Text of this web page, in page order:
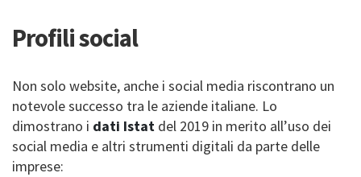
Profili social
Non solo website, anche i social media riscontrano un
notevole successo tra le aziende italiane. Lo
dimostrano i dati Istat del 2019 in merito all’uso dei
social media e altri strumenti digitali da parte delle
imprese: